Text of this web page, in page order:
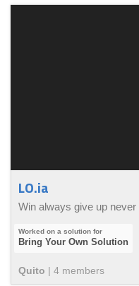
LO.ia
Win always give up never
Bring Your Own Solution
Quito | 4 members